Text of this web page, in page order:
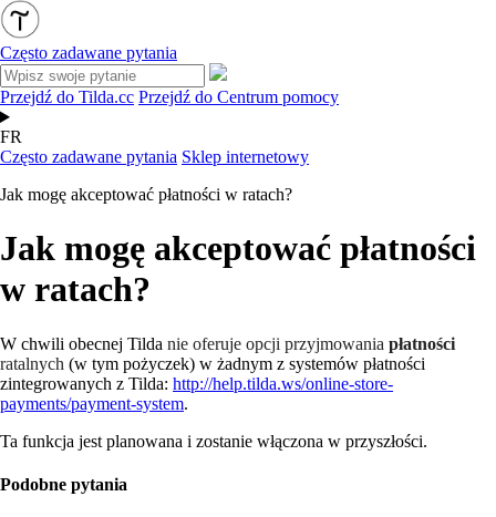
Często zadawane pytania
Przejdź do Tilda.cc Przejdź do Centrum pomocy
FR
Często zadawane pytania Sklep internetowy
Jak mogę akceptować płatności w ratach?
Jak mogę akceptować płatności
w ratach?
W chwili obecnej Tilda nie oferuje opcji przyjmowania płatności
ratalnych (w tym pożyczek) w żadnym z systemów płatności
zintegrowanych z Tilda: http://help.tilda.ws/online-store-
payments/payment-system.
Ta funkcja jest planowana i zostanie włączona w przyszłości.
Podobne pytania